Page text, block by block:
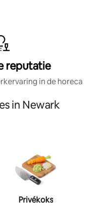
reputatie
in de horeca
in Newark
Privékoks